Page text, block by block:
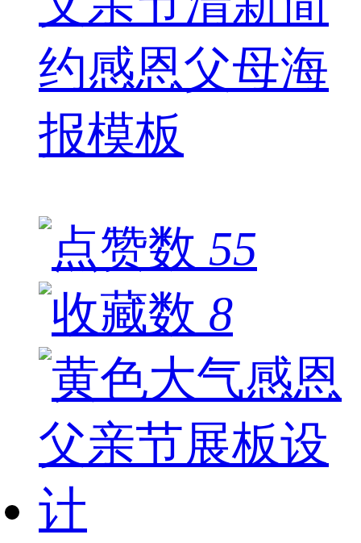
约感恩父母海
报模板
55
8